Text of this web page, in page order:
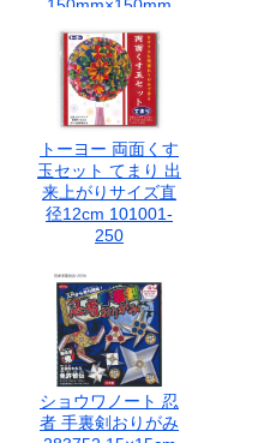
150mm×150mm
折り紙 和紙調 グラ
デーションカラー
ボタニカル柄 箱入
りローズ ミニばら
ばら作り 日本製
トーヨー 両面くす
玉セット てまり 出
来上がりサイズ直
径12cm 101001-
250
ショウワノート 忍
者 手裏剣おりがみ